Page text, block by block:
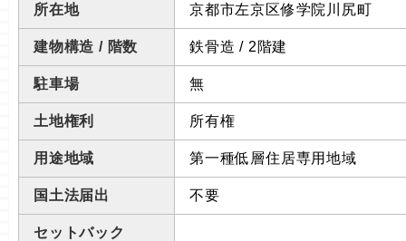
所在地 京都市左京区修学院川尻町
建物構造 / 階数 鉄骨造 / 2階建
駐車場 無
土地権利 所有権
用途地域 第一種低層住居専用地域
国土法届出 不要
セットバック